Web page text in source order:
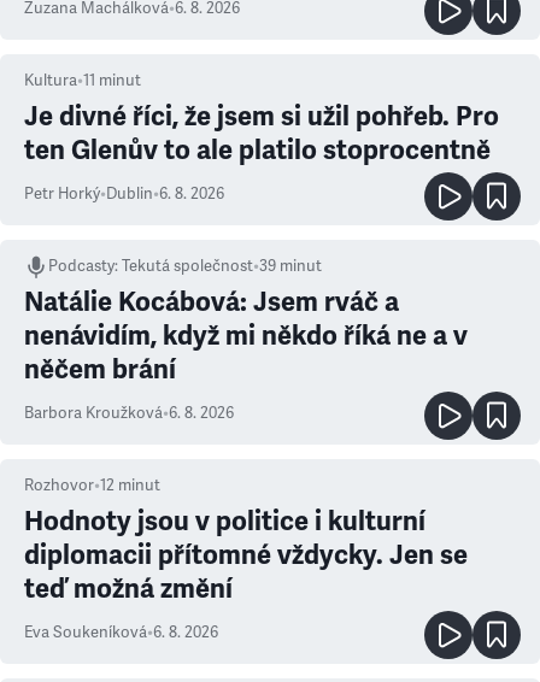
Zuzana Machálková•6. 8. 2026
Kultura•11 minut
Je divné říci, že jsem si užil pohřeb. Pro
ten Glenův to ale platilo stoprocentně
Petr Horký•Dublin•6. 8. 2026
Podcasty:Tekutá společnost•39 minut
Natálie Kocábová: Jsem rváč a
nenávidím, když mi někdo říká ne a v
něčem brání
Barbora Kroužková•6. 8. 2026
Rozhovor•12 minut
Hodnoty jsou v politice i kulturní
diplomacii přítomné vždycky. Jen se
teď možná změní
Eva Soukeníková•6. 8. 2026